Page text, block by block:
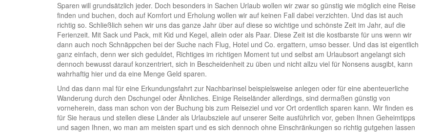
Sparen will grundsätzlich jeder. Doch besonders in Sachen Urlaub wollen wir zwar so günstig wie möglich eine Reise
finden und buchen, doch auf Komfort und Erholung wollen wir auf keinen Fall dabei verzichten. Und das ist auch
richtig so. Schließlich sehen wir uns das ganze Jahr über auf diese so wichtige und schönste Zeit im Jahr, auf die
Ferienzeit. Mit Sack und Pack, mit Kid und Kegel, allein oder als Paar. Diese Zeit ist die kostbarste für uns wenn wir
dann auch noch Schnäppchen bei der Suche nach Flug, Hotel und Co. ergattern, umso besser. Und das ist eigentlich
ganz einfach, denn wer sich geduldet, Richtiges im richtigen Moment tut und selbst am Urlaubsort angelangt sich
dennoch bewusst darauf konzentriert, sich in Bescheidenheit zu üben und nicht allzu viel für Nonsens ausgibt, kann
wahrhaftig hier und da eine Menge Geld sparen.
Und das dann mal für eine Erkundungsfahrt zur Nachbarinsel beispielsweise anlegen oder für eine abenteuerliche
Wanderung durch den Dschungel oder Ähnliches. Einige Reiseländer allerdings, sind dermaßen günstig von
vorneherein, dass man schon von der Buchung bis zum Reiseziel und vor Ort ordentlich sparen kann. Wir finden es
für Sie heraus und stellen diese Länder als Urlaubsziele auf unserer Seite ausführlich vor, geben Ihnen Geheimtipps
und sagen Ihnen, wo man am meisten spart und es sich dennoch ohne Einschränkungen so richtig gutgehen lassen